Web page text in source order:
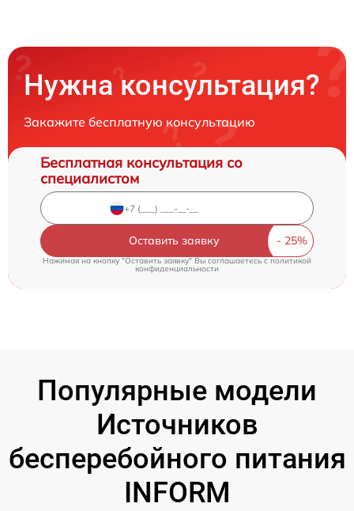
Нужна консультация?
Закажите бесплатную консультацию
Бесплатная консультация со
специалистом
Оставить заявку
Нажимая на кнопку "Оставить заявку" Вы соглашаетесь cполитикой
конфиденциальности
Популярные модели
Источников
бесперебойного питания
INFORM